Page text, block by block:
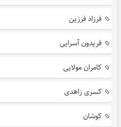
فرزاد فرزین
فریدون آسرایی
کامران مولایی
کسری زاهدی
کوشان